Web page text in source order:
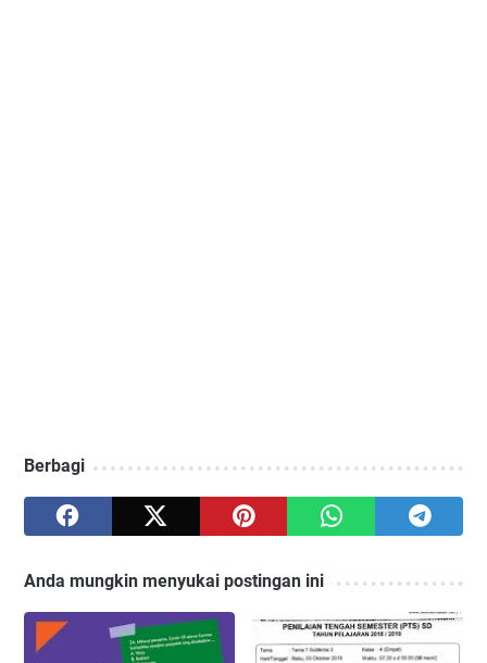
Berbagi
Anda mungkin menyukai postingan ini